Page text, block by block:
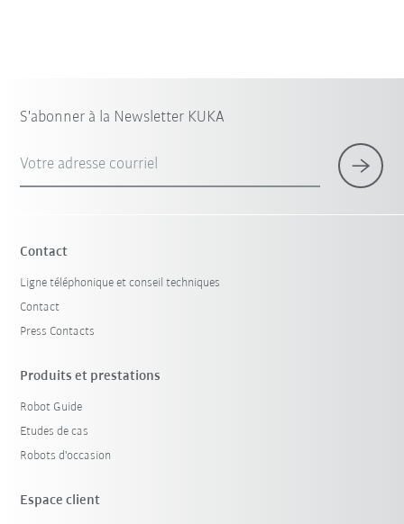
Réinitialiser le filtre
S'abonner à la Newsletter KUKA
Votre adresse courriel
Contact
Ligne téléphonique et conseil techniques
Contact
Press Contacts
Produits et prestations
Robot Guide
Etudes de cas
Robots d'occasion
Espace client